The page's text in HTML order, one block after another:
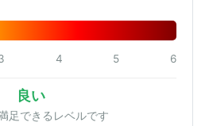
4 5 6
良い
足できるレベルです